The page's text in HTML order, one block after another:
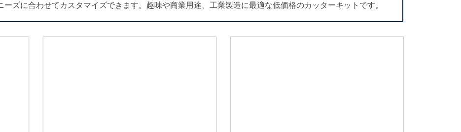
ーズに合わせてカスタマイズできます。趣味や商業用途、工業製造に最適な低価格のカッターキットです。